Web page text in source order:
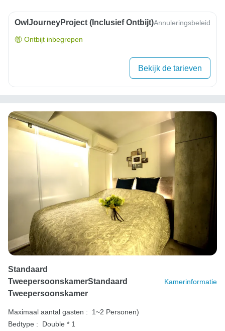
OwlJourneyProject (inclusief Ontbijt)Annuleringsbeleid
Ontbijt inbegrepen
Bekijk de tarieven
Standaard
TweepersoonskamerStandaard
Tweepersoonskamer
Kamerinformatie
Maximaal aantal gasten :
1~2 Personen)
Bedtype :
Double * 1